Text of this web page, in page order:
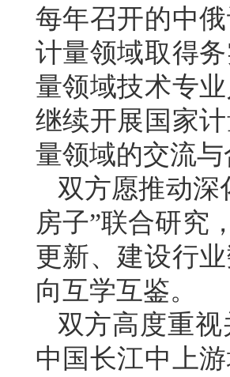
每年召开的中
计量领域取得
量领域技术专
继续开展国家
量领域的交流与
双方愿推动深
房子”联合研究
更新、建设行
向互学互鉴。
双方高度重
中国长江中上